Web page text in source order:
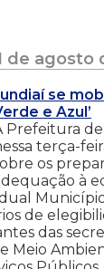
de agosto
se
e Azul’
Prefeitura
terça-
os
à
de
das
Meio